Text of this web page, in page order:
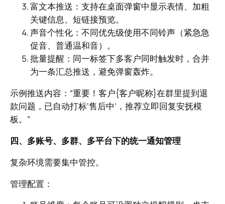
富文本推送：支持在桌面弹窗中显示表情、加粗
关键信息、短链接预览。
声音个性化：不同优先级使用不同铃声（紧急急
促音、普通温和音）。
批量提醒：同一标签下多客户同时触发时，合并
为一条汇总推送，避免弹窗轰炸。
示例推送内容：“重要！客户{客户昵称}在群里提到退
款问题，已自动打标‘售后中’，推荐立即回复安抚模
板。”
四、多账号、多群、多平台下的统一通知管理
复杂环境需要集中管控。
管理配置：